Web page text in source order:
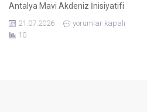
Antalya Mavi Akdeniz İnisiyatifi
caretta yavrularının güvenle denizle
buluşmasına yönelik farkındalık
21.07.2026
yorumlar kapalı
10